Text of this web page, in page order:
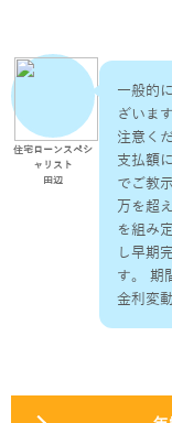
住宅ローンスペシ
ャリスト
田辺
一般的
ざいま
注意く
支払額
でご教
万を超
を組み
し早期
す。 期
金利変